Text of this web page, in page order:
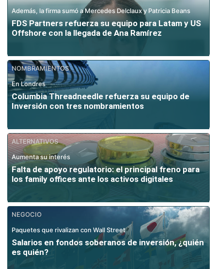
Además, la firma sumó a Mercedes Delclaux y Patricia Beans
FDS Partners refuerza su equipo para Latam y US
Offshore con la llegada de Ana Ramírez
NOMBRAMIENTOS
En Londres
Columbia Threadneedle refuerza su equipo de
Inversión con tres nombramientos
ALTERNATIVOS
Aumenta su interés
Falta de apoyo regulatorio: el principal freno para
los family offices ante los activos digitales
NEGOCIO
Paquetes que rivalizan con Wall Street
Salarios en fondos soberanos de inversión, ¿quién
es quién?